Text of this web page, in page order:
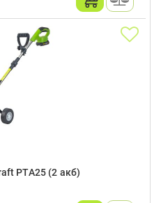
PTA25 (2 акб)